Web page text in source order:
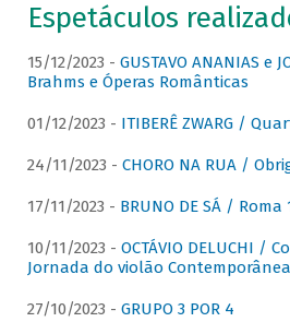
Espetáculos
15/12/2023 - GUSTAVO ANANIAS e
Brahms e Óperas Românticas
01/12/2023 - ITIBERÊ ZWARG /
24/11/2023 - CHORO NA RUA /
17/11/2023 - BRUNO DE SÁ / Roma
10/11/2023 - OCTÁVIO DELUCHI /
Jornada do violão Contemporânea
27/10/2023 - GRUPO 3 POR 4